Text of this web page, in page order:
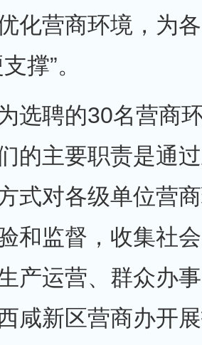
化营商环境，为
撑”。
聘的30名营商环
的主要职责是通
式对各级单位营
和监督，收集社
产运营、群众办
咸新区营商办开